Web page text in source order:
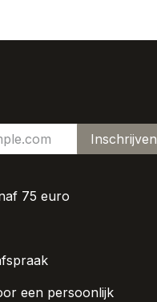
Inschrijven
75 euro
een persoonlijk